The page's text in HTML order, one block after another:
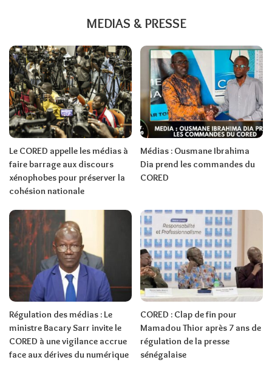
MEDIAS & PRESSE
Le CORED appelle les médias à
faire barrage aux discours
xénophobes pour préserver la
cohésion nationale
Médias : Ousmane Ibrahima
Dia prend les commandes du
CORED
Régulation des médias : Le
ministre Bacary Sarr invite le
CORED à une vigilance accrue
face aux dérives du numérique
CORED : Clap de fin pour
Mamadou Thior après 7 ans de
régulation de la presse
sénégalaise